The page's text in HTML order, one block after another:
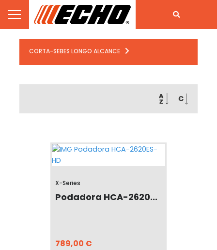
CORTA-SEBES LONGO ALCANCE
X-Series
Podadora HCA-2620...
789,00 €